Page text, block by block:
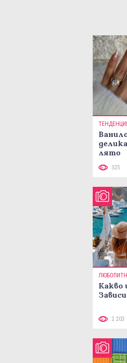
лято
325
Какво
2 203